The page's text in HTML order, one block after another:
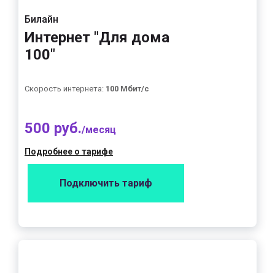
Билайн
Интернет "Для дома
100"
Скорость интернета: 100 Мбит/с
500 руб./месяц
Подробнее о тарифе
Подключить тариф